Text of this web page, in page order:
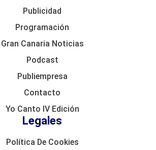
Publicidad
Programación
Gran Canaria Noticias
Podcast
Publiempresa
Contacto
Yo Canto IV Edición
Legales
Política De Cookies